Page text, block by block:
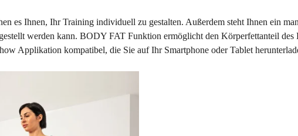
es Ihnen, Ihr Training individuell zu gestalten. Außerdem steht Ihnen ein
werden kann. BODY FAT Funktion ermöglicht den Körperfettanteil des
Applikation kompatibel, die Sie auf Ihr Smartphone oder Tablet